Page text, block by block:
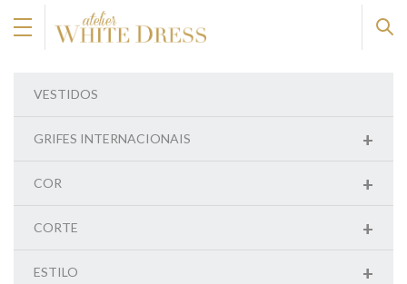
VESTIDOS
+
GRIFES INTERNACIONAIS
+
COR
+
CORTE
+
ESTILO